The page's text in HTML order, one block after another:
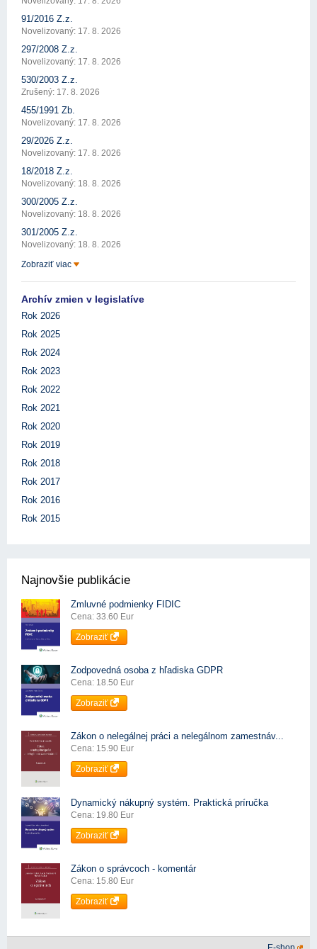
91/2016 Z.z.
Novelizovaný: 17. 8. 2026
297/2008 Z.z.
Novelizovaný: 17. 8. 2026
530/2003 Z.z.
Zrušený: 17. 8. 2026
455/1991 Zb.
Novelizovaný: 17. 8. 2026
29/2026 Z.z.
Novelizovaný: 17. 8. 2026
18/2018 Z.z.
Novelizovaný: 18. 8. 2026
300/2005 Z.z.
Novelizovaný: 18. 8. 2026
301/2005 Z.z.
Novelizovaný: 18. 8. 2026
Zobraziť viac
Archív zmien v legislatíve
Rok 2026
Rok 2025
Rok 2024
Rok 2023
Rok 2022
Rok 2021
Rok 2020
Rok 2019
Rok 2018
Rok 2017
Rok 2016
Rok 2015
Najnovšie publikácie
Zmluvné podmienky FIDIC
Cena: 33.60 Eur
Zobraziť
Zodpovedná osoba z hľadiska GDPR
Cena: 18.50 Eur
Zobraziť
Zákon o nelegálnej práci a nelegálnom zamestnáv...
Cena: 15.90 Eur
Zobraziť
Dynamický nákupný systém. Praktická príručka
Cena: 19.80 Eur
Zobraziť
Zákon o správcoch - komentár
Cena: 15.80 Eur
Zobraziť